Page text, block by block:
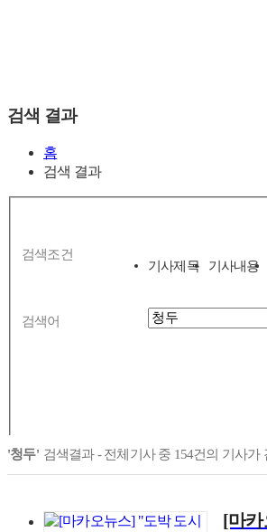
검색 결과
홈
검색 결과
검색조건
기사제목
기사내용
검색어
'청두' 검색결과 - 전체기사 중 154건의 기사가
[마카